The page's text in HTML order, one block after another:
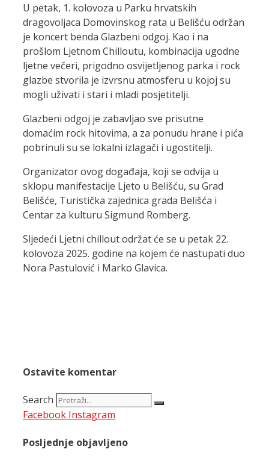
U petak, 1. kolovoza u Parku hrvatskih
dragovoljaca Domovinskog rata u Belišću održan
je koncert benda Glazbeni odgoj. Kao i na
prošlom Ljetnom Chilloutu, kombinacija ugodne
ljetne večeri, prigodno osvijetljenog parka i rock
glazbe stvorila je izvrsnu atmosferu u kojoj su
mogli uživati i stari i mladi posjetitelji.
Glazbeni odgoj je zabavljao sve prisutne
domaćim rock hitovima, a za ponudu hrane i pića
pobrinuli su se lokalni izlagači i ugostitelji.
Organizator ovog događaja, koji se odvija u
sklopu manifestacije Ljeto u Belišću, su Grad
Belišće, Turistička zajednica grada Belišća i
Centar za kulturu Sigmund Romberg.
Sljedeći Ljetni chillout održat će se u petak 22.
kolovoza 2025. godine na kojem će nastupati duo
Nora Pastulović i Marko Glavica.
Ostavite komentar
Search
Facebook Instagram
Posljednje objavljeno